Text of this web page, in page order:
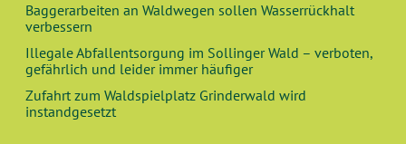
Baggerarbeiten an Waldwegen sollen Wasserrückhalt
verbessern
Illegale Abfallentsorgung im Sollinger Wald – verboten,
gefährlich und leider immer häufiger
Zufahrt zum Waldspielplatz Grinderwald wird
instandgesetzt